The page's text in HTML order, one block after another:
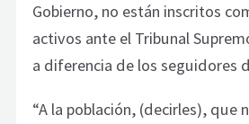
Gobierno, no están inscritos
activos ante el Tribunal
a diferencia de los seguidores
“A la población, (decirles), que